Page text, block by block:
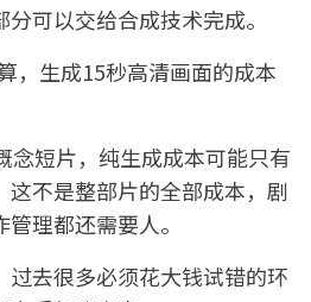
可以交给合成技术完成。
，生成15秒高清画面的成本
念短片，纯生成成本可能只有
这不是整部片的全部成本，剧
理都还需要人。
去很多必须花大钱试错的环